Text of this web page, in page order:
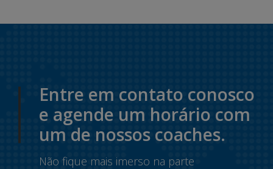
Entre em contato conosco
e agende um horário com
um de nossos coaches.
Não fique mais imerso na parte